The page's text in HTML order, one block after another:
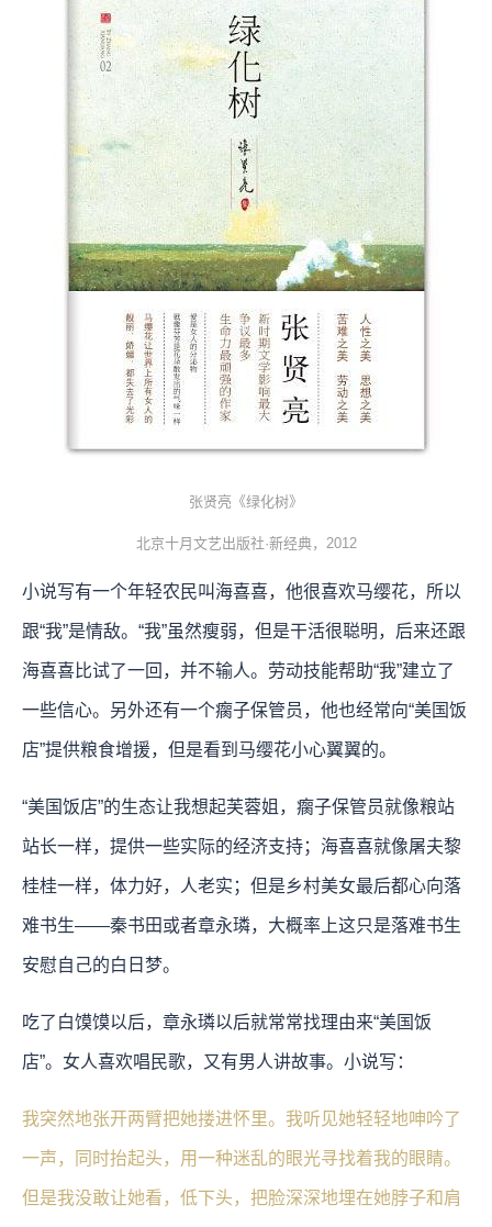
张贤亮《绿化树》
北京十月文艺出版社·新经典，2012
小说写有一个年轻农民叫海喜喜，他很喜欢马缨花，所以
跟“我”是情敌。“我”虽然瘦弱，但是干活很聪明，后来还跟
海喜喜比试了一回，并不输人。劳动技能帮助“我”建立了
一些信心。另外还有一个瘸子保管员，他也经常向“美国饭
店”提供粮食增援，但是看到马缨花小心翼翼的。
“美国饭店”的生态让我想起芙蓉姐，瘸子保管员就像粮站
站长一样，提供一些实际的经济支持；海喜喜就像屠夫黎
桂桂一样，体力好，人老实；但是乡村美女最后都心向落
难书生——秦书田或者章永璘，大概率上这只是落难书生
安慰自己的白日梦。
吃了白馍馍以后，章永璘以后就常常找理由来“美国饭
店”。女人喜欢唱民歌，又有男人讲故事。小说写：
我突然地张开两臂把她搂进怀里。我听见她轻轻地呻吟了
一声，同时抬起头，用一种迷乱的眼光寻找着我的眼睛。
但是我没敢让她看，低下头，把脸深深地埋在她脖子和肩